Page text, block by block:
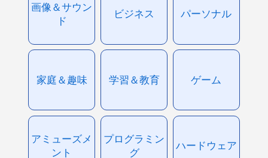
画像＆サウン
ド
ビジネス パーソナル
家庭＆趣味 学習＆教育 ゲーム
アミューズメ
ント
プログラミン
グ
ハードウェア